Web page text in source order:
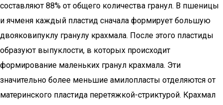
составляют 88% от общего количества гранул. В пшеницы
и ячменя каждый пластид сначала формирует большую
двояковипуклу гранулу крахмала. После этого пластиды
образуют выпуклости, в которых происходит
формирование маленьких гранул крахмала. Эти
значительно более меньшие амилопласты отделяются от
материнского пластида перетяжкой-стриктурой. Крахмал